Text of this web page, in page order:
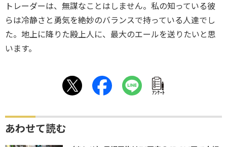
トレーダーは、無謀なことはしません。私の知っている彼
らは冷静さと勇気を絶妙のバランスで持っている人達でし
た。地上に降りた殿上人に、最大のエールを送りたいと思
います。
ｱﾝｹｰﾄ
あわせて読む